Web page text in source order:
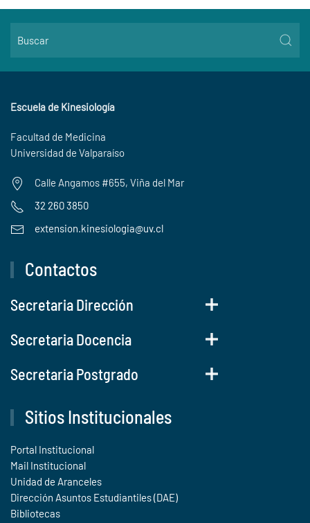
Escuela de Kinesiología
Facultad de Medicina
Universidad de Valparaíso
Calle Angamos #655, Viña del Mar
32 260 3850
extension.kinesiologia@uv.cl
Contactos
Secretaria Dirección
Secretaria Docencia
Secretaria Postgrado
Sitios Institucionales
Portal Institucional
Mail Institucional
Unidad de Aranceles
Dirección Asuntos Estudiantiles (DAE)
Bibliotecas